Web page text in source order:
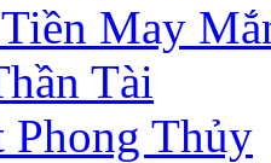
May
Tài
Phong Thủy